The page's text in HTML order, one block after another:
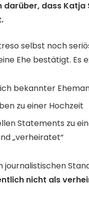
dass Katja
selbst noch
Ehe bestätigt. Es
bekannter
zu einer Hochzeit
Statements zu
„verheiratet“
journalistischen
nicht als